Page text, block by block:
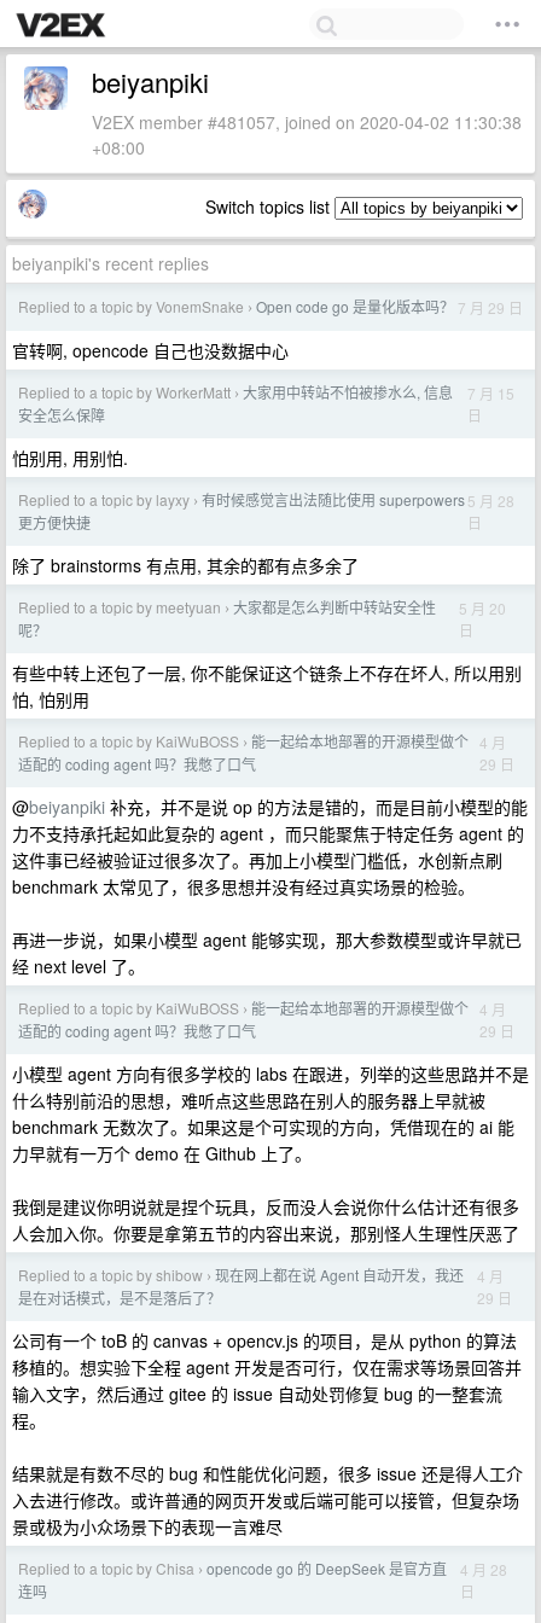
beiyanpiki
V2EX member #481057, joined on 2020-04-02 11:30:38
+08:00
Switch topics list
beiyanpiki's recent replies
Replied to a topic by VonemSnake › Open code go 是量化版本吗？ 7 月 29 日
官转啊, opencode 自己也没数据中心
Replied to a topic by WorkerMatt › 大家用中转站不怕被掺水么, 信息
安全怎么保障
7 月 15
日
怕别用, 用别怕.
Replied to a topic by layxy › 有时候感觉言出法随比使用 superpowers
更方便快捷
5 月 28
日
除了 brainstorms 有点用, 其余的都有点多余了
Replied to a topic by meetyuan › 大家都是怎么判断中转站安全性
呢？
5 月 20
日
有些中转上还包了一层, 你不能保证这个链条上不存在坏人, 所以用别
怕, 怕别用
Replied to a topic by KaiWuBOSS › 能一起给本地部署的开源模型做个
适配的 coding agent 吗？我憋了口气
4 月
29 日
@beiyanpiki 补充，并不是说 op 的方法是错的，而是目前小模型的能
力不支持承托起如此复杂的 agent ，而只能聚焦于特定任务 agent 的
这件事已经被验证过很多次了。再加上小模型门槛低，水创新点刷
benchmark 太常见了，很多思想并没有经过真实场景的检验。
再进一步说，如果小模型 agent 能够实现，那大参数模型或许早就已
经 next level 了。
Replied to a topic by KaiWuBOSS › 能一起给本地部署的开源模型做个
适配的 coding agent 吗？我憋了口气
4 月
29 日
小模型 agent 方向有很多学校的 labs 在跟进，列举的这些思路并不是
什么特别前沿的思想，难听点这些思路在别人的服务器上早就被
benchmark 无数次了。如果这是个可实现的方向，凭借现在的 ai 能
力早就有一万个 demo 在 Github 上了。
我倒是建议你明说就是捏个玩具，反而没人会说你什么估计还有很多
人会加入你。你要是拿第五节的内容出来说，那别怪人生理性厌恶了
Replied to a topic by shibow › 现在网上都在说 Agent 自动开发，我还
是在对话模式，是不是落后了？
4 月
29 日
公司有一个 toB 的 canvas + opencv.js 的项目，是从 python 的算法
移植的。想实验下全程 agent 开发是否可行，仅在需求等场景回答并
输入文字，然后通过 gitee 的 issue 自动处罚修复 bug 的一整套流
程。
结果就是有数不尽的 bug 和性能优化问题，很多 issue 还是得人工介
入去进行修改。或许普通的网页开发或后端可能可以接管，但复杂场
景或极为小众场景下的表现一言难尽
Replied to a topic by Chisa › opencode go 的 DeepSeek 是官方直
连吗
4 月 28
日